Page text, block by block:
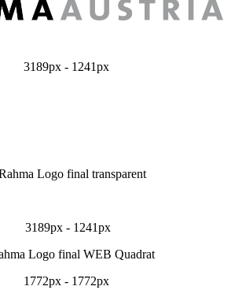
3189px - 1241px
3189px - 1241px
1772px - 1772px